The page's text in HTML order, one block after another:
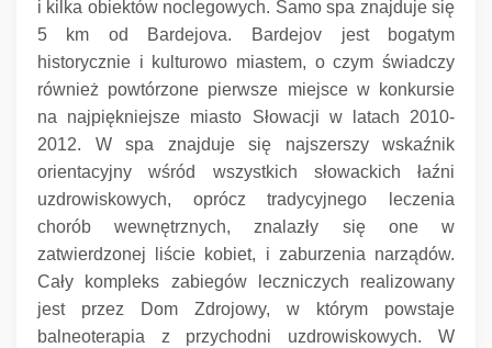
i kilka obiektów noclegowych. Samo spa znajduje się
5 km od Bardejova.
Bardejov jest bogatym
historycznie i kulturowo miastem, o czym świadczy
również powtórzone pierwsze miejsce w konkursie
na najpiękniejsze miasto Słowacji w latach 2010-
2012. W spa znajduje się najszerszy wskaźnik
orientacyjny wśród wszystkich słowackich łaźni
uzdrowiskowych, oprócz tradycyjnego leczenia
chorób wewnętrznych, znalazły się one w
zatwierdzonej liście kobiet, i zaburzenia narządów.
Cały kompleks zabiegów leczniczych realizowany
jest przez Dom Zdrojowy, w którym powstaje
balneoterapia z przychodni uzdrowiskowych.
W